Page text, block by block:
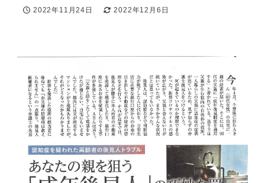
投稿日
2022年11月24日
更新日
2022年12月6日